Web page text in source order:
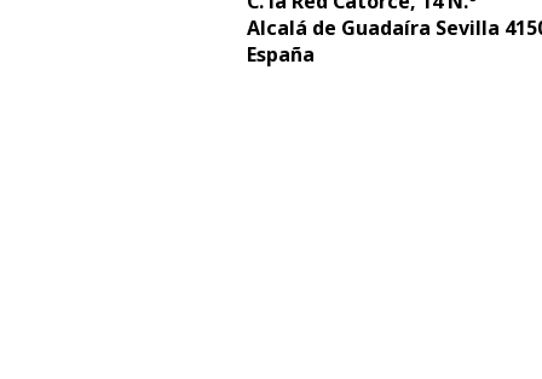
Alcalá de Guadaíra Sevilla
España